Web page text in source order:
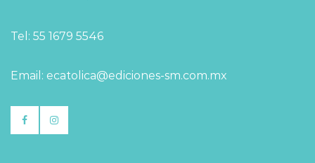
Tel: 55 1679 5546
Email: ecatolica@ediciones-sm.com.mx